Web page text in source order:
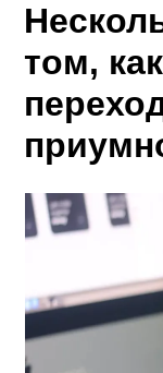
том,